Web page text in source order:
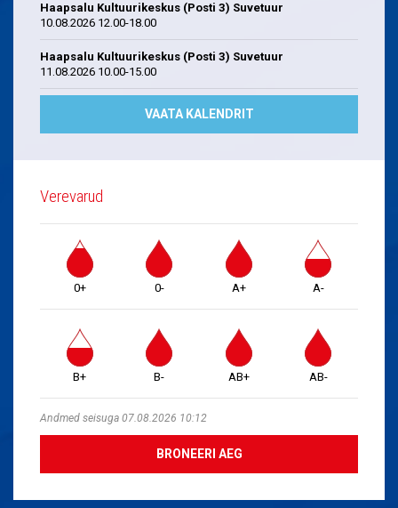
Haapsalu Kultuurikeskus (Posti 3) Suvetuur
10.08.2026 12.00-18.00
Haapsalu Kultuurikeskus (Posti 3) Suvetuur
11.08.2026 10.00-15.00
VAATA KALENDRIT
Verevarud
0+ 0- A+ A-
B+ B- AB+ AB-
Andmed seisuga 07.08.2026 10:12
BRONEERI AEG